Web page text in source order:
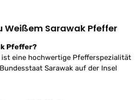
Weißem Sarawak Pfeffer
Pfeffer?
ist eine hochwertige Pfefferspezialität
Sarawak auf der Insel